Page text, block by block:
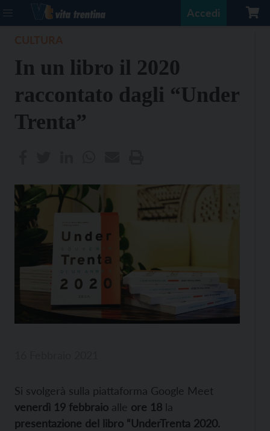
Accedi
In un libro il 2020
raccontato dagli “Under
Trenta”
Si svolgerà sulla piattaforma Google Meet
venerdì 19 febbraio alle ore 18 la
presentazione del libro “UnderTrenta 2020.